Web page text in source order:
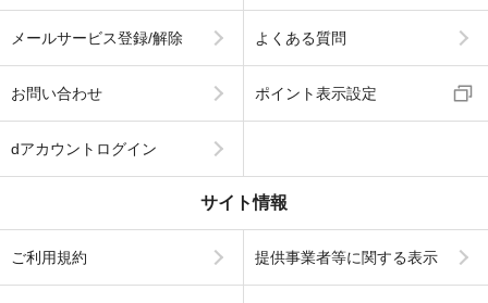
メールサービス登録/解除 よくある質問
お問い合わせ ポイント表示設定
dアカウントログイン
サイト情報
ご利用規約 提供事業者等に関する表示